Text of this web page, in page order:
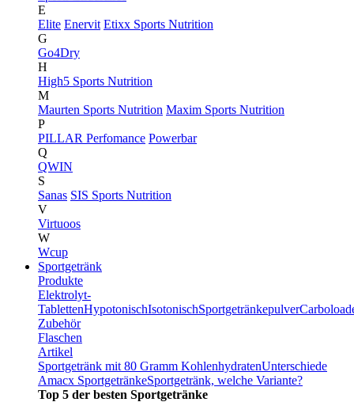
E
Elite Enervit Etixx Sports Nutrition
G
Go4Dry
H
High5 Sports Nutrition
M
Maurten Sports Nutrition Maxim Sports Nutrition
P
PILLAR Perfomance Powerbar
Q
QWIN
S
Sanas SIS Sports Nutrition
V
Virtuoos
W
Wcup
Sportgetränk
Produkte
Elektrolyt-
TablettenHypotonischIsotonischSportgetränkepulver
Zubehör
Flaschen
Artikel
Sportgetränk mit 80 Gramm KohlenhydratenUnterschiede
Amacx SportgetränkeSportgetränk, welche Variante?
Top 5 der besten Sportgetränke